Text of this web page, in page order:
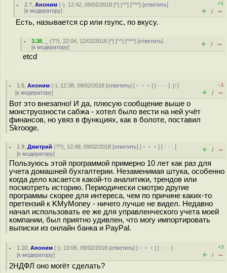
2.7 ,Аноним (-), 12:42, 09/02/2018 [^] [^^] [^^^] [ответить]
[к модератору]
+3
+ / –
Есть, называется cp или rsync, по вкусу.
3.38 (??), 22:04, 12/02/2018 [^] [^^] [^^^] [ответить]
[к модератору] + / –
etcd
1.6 ,Аноним (-), 12:38, 09/02/2018 [ответить] [ ﹢﹢﹢] [ · · ·][↑]
[к модератору]
–1
+ / –
Вот это внезапно! И да, плюсую сообщение выше о
монструозности сабжа - хотел было вести на ней учёт
финансов, но увяз в функциях, как в болоте, поставил
Skrooge.
1.9 ,Дмитрий (??), 12:49, 09/02/2018 [ответить] [ ﹢﹢﹢] [ · · ·]
[к модератору] + / –
Пользуюсь этой программой примерно 10 лет как раз для
учета домашней бухгалтерии. Незаменимая штука, особенно
когда дело касается какой-то аналитики, трендов или
посмотреть историю. Периодически смотрю другие
программы скорее для интереса, чем по причине каких-то
претензий к KMyMoney - ничего лучше не видел. Недавно
начал использовать ее же для управленческого учета моей
компании, был приятно удивлен, что могу импортировать
выписки из онлайн банка и PayPal.
1.10 ,Аноним (-), 13:06, 09/02/2018 [ответить] [ ﹢﹢﹢] [ · · ·]
[к модератору]
+3
+ / –
2НДФЛ оно могёт сделать?